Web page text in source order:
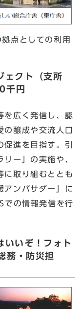
点としての利用
クト（支所
千円
広く発信し、認
の醸成や交流人口
進を目指す。引
ー」の実施や、
に取り組むととも
アンバサダー」に
での情報発信を行
いぞ！フォト
務・防災担